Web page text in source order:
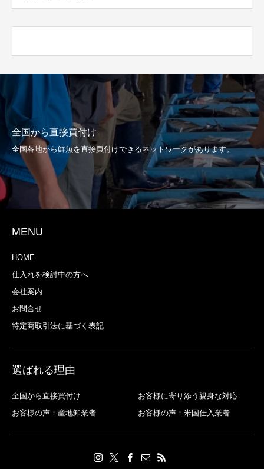
全国から直接買付け
全国各地から鮮魚を直接買付けできるネットワークがあります。
MENU
HOME
仕入れを検討中の方へ
会社案内
お問合せ
特定商取引法に基づく表記
選ばれる理由
全国から直接買付け
お客様に寄り添う親身な対応
お客様の声：産地卸業者
お客様の声：米国仕入業者